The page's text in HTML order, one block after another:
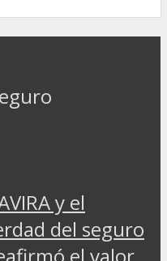
y el
del seguro